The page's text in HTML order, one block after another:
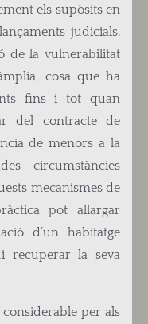
els supòsits en
judicials.
de la vulnerabilitat
cosa que ha
fins i tot quan
del contracte de
de menors a la
circumstàncies
mecanismes de
pot allargar
d’un habitatge
recuperar la seva
per als